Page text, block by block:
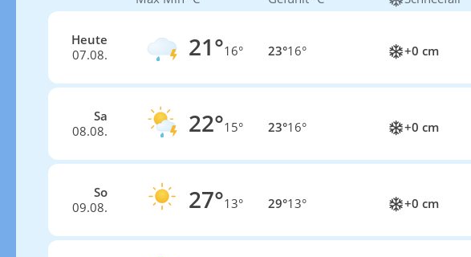
Heute
07.08.
21°16° 23°16° +0 cm
Sa
08.08.
22°15° 23°16° +0 cm
So
09.08.
27°13° 29°13° +0 cm